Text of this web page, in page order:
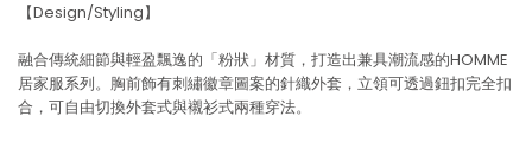
【Design/Styling】
融合傳統細節與輕盈飄逸的「粉狀」材質，打造出兼具潮流感的HOMME
居家服系列。胸前飾有刺繡徽章圖案的針織外套，立領可透過鈕扣完全扣
合，可自由切換外套式與襯衫式兩種穿法。